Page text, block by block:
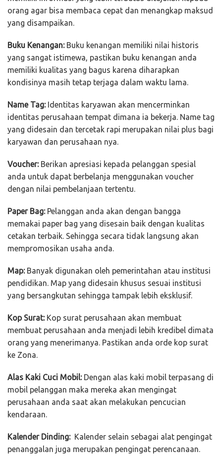
orang agar bisa membaca cepat dan menangkap maksud
yang disampaikan.
Buku Kenangan:Buku kenangan memiliki nilai historis
yang sangat istimewa, pastikan buku kenangan anda
memiliki kualitas yang bagus karena diharapkan
kondisinya masih tetap terjaga dalam waktu lama.
Name Tag:Identitas karyawan akan mencerminkan
identitas perusahaan tempat dimana ia bekerja. Name tag
yang didesain dan tercetak rapi merupakan nilai plus bagi
karyawan dan perusahaan nya.
Voucher:Berikan apresiasi kepada pelanggan spesial
anda untuk dapat berbelanja menggunakan voucher
dengan nilai pembelanjaan tertentu.
Paper Bag:Pelanggan anda akan dengan bangga
memakai paper bag yang disesain baik dengan kualitas
cetakan terbaik. Sehingga secara tidak langsung akan
mempromosikan usaha anda.
Map:Banyak digunakan oleh pemerintahan atau institusi
pendidikan. Map yang didesain khusus sesuai institusi
yang bersangkutan sehingga tampak lebih eksklusif.
Kop Surat:Kop surat perusahaan akan membuat
membuat perusahaan anda menjadi lebih kredibel dimata
orang yang menerimanya. Pastikan anda orde kop surat
ke Zona.
Alas Kaki Cuci Mobil:Dengan alas kaki mobil terpasang di
mobil pelanggan maka mereka akan mengingat
perusahaan anda saat akan melakukan pencucian
kendaraan.
Kalender Dinding:Kalender selain sebagai alat pengingat
penanggalan juga merupakan pengingat perencanaan.